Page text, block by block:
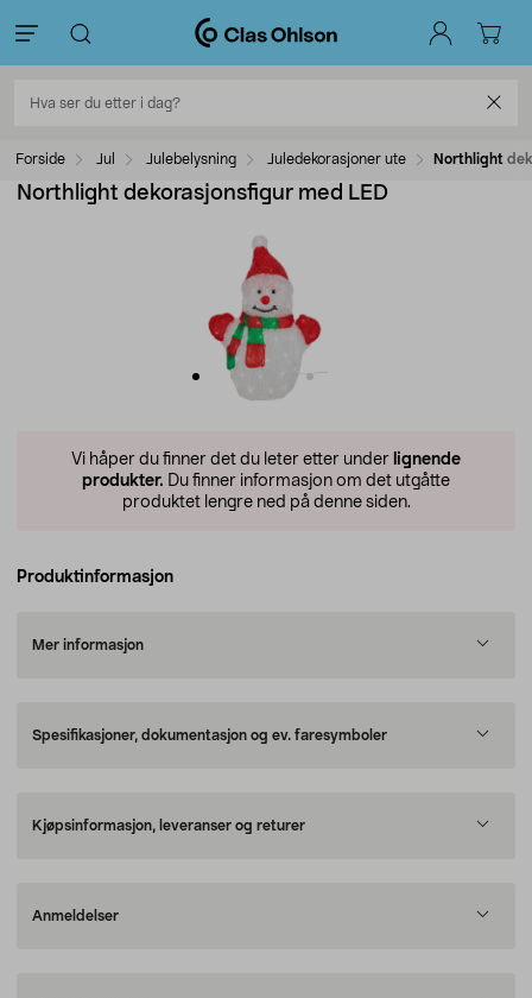
Forside Jul Julebelysning Juledekorasjoner ute Northlight
Northlight dekorasjonsfigur med LED
Vi håper du finner det du leter etter under lignende
produkter. Du finner informasjon om det utgåtte
produktet lengre ned på denne siden.
Produktinformasjon
Mer informasjon
Spesifikasjoner, dokumentasjon og ev. faresymboler
Kjøpsinformasjon, leveranser og returer
Anmeldelser